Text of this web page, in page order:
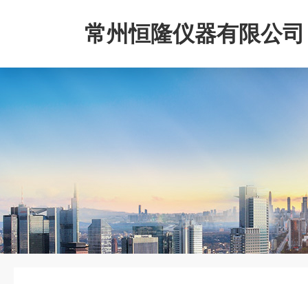
常州恒隆仪器有限公司